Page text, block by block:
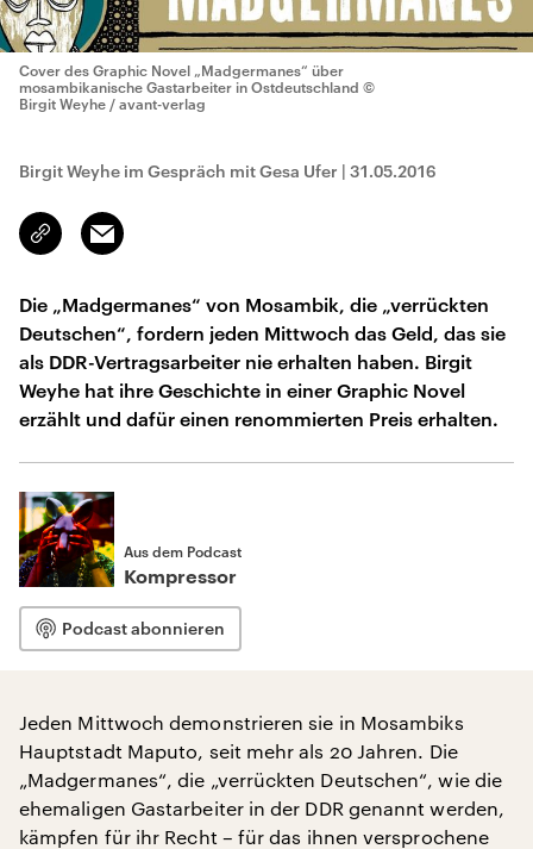
Cover des Graphic Novel „Madgermanes“ über
mosambikanische Gastarbeiter in Ostdeutschland ©
Birgit Weyhe / avant-verlag
Birgit Weyhe im Gespräch mit Gesa Ufer | 31.05.2016
Link
kopieren/teilen
Email
Die „Madgermanes“ von Mosambik, die „verrückten
Deutschen“, fordern jeden Mittwoch das Geld, das sie
als DDR-Vertragsarbeiter nie erhalten haben. Birgit
Weyhe hat ihre Geschichte in einer Graphic Novel
erzählt und dafür einen renommierten Preis erhalten.
Aus dem Podcast
Kompressor
Podcast abonnieren
Jeden Mittwoch demonstrieren sie in Mosambiks
Hauptstadt Maputo, seit mehr als 20 Jahren. Die
„Madgermanes“, die „verrückten Deutschen“, wie die
ehemaligen Gastarbeiter in der DDR genannt werden,
kämpfen für ihr Recht – für das ihnen versprochene